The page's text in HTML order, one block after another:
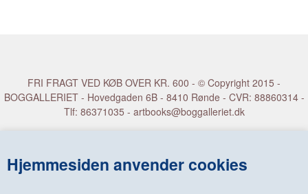
Hjemmesiden anvender cookies
Vis kurv (0,00 DKK)
FRI FRAGT VED KØB OVER KR. 600 - © Copyright 2015 -
BOGGALLERIET - Hovedgaden 6B - 8410 Rønde - CVR: 88860314 -
Tlf: 86371035 - artbooks@boggalleriet.dk